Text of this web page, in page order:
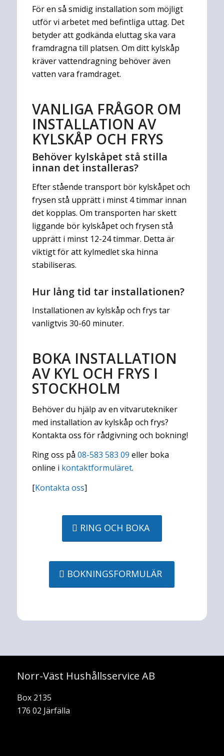
För en så smidig installation som möjligt
utför vi arbetet med befintliga uttag. Det
betyder att godkända eluttag ska vara
framdragna till platsen. Om ditt kylskåp
kräver vattendragning behöver även
vatten vara framdraget.
VANLIGA FRÅGOR OM
INSTALLATION AV
KYLSKÅP OCH FRYS
Behöver kylskåpet stå stilla
innan det installeras?
Efter stående transport bör kylskåpet och
frysen stå upprätt i minst 4 timmar innan
det kopplas. Om transporten har skett
liggande bör kylskåpet och frysen stå
upprätt i minst 12-24 timmar. Detta är
viktigt för att kylmedlet ska hinna
stabiliseras.
Hur lång tid tar installationen?
Installationen av kylskåp och frys tar
vanligtvis 30-60 minuter.
BOKA INSTALLATION
AV KYL OCH FRYS I
STOCKHOLM
Behöver du hjälp av en vitvarutekniker
med installation av kylskåp och frys?
Kontakta oss för rådgivning och bokning!
Ring oss på 08-583 583 09 eller boka
online i kontaktformuläret.
[Kontakta oss]
RING OCH BOKA
BOKNINGSFORMULÄR
Norr-Väst Hushållsservice AB
Box 2135
176 02 Järfälla